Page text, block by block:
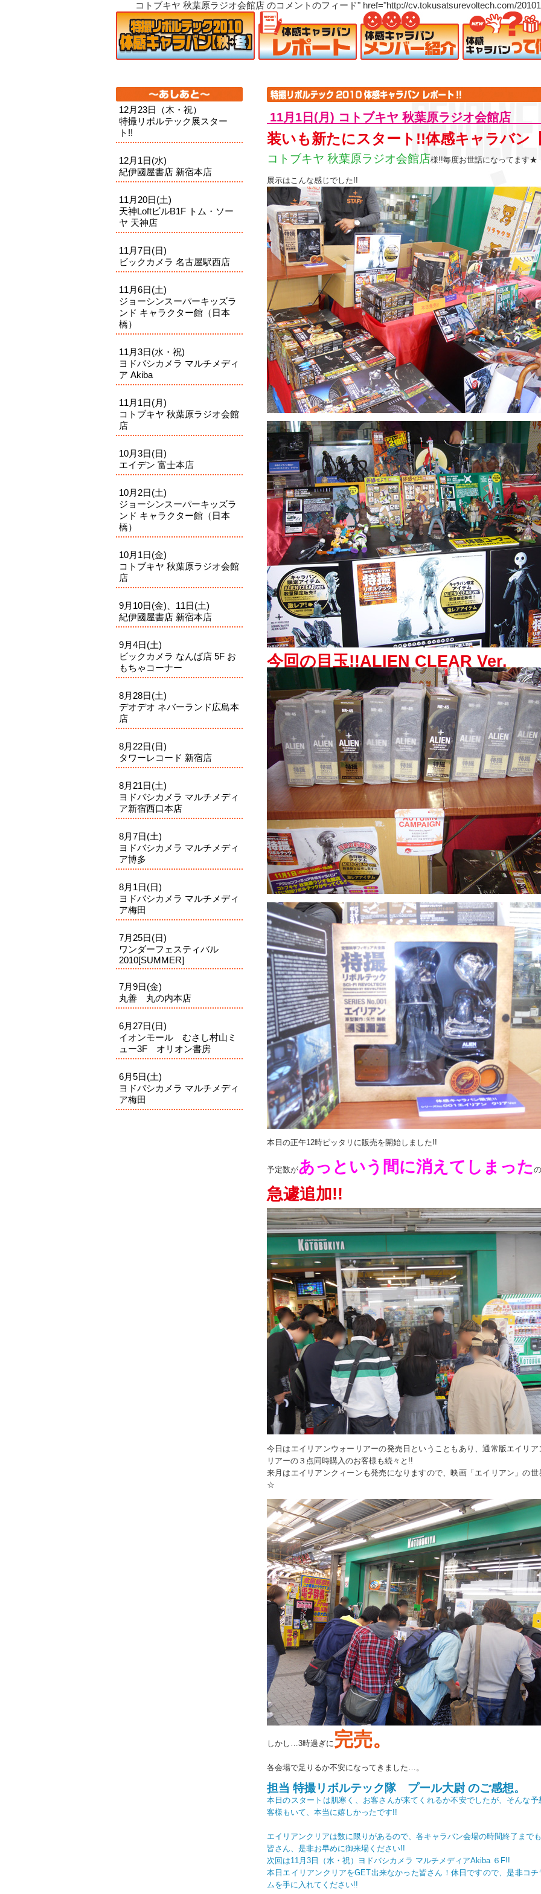
コトブキヤ 秋葉原ラジオ会館店 のコメントのフィード" href="http://cv.tokusatsurevoltech.com/
12月23日（木・祝）
特撮リボルテック展スター
ト!!
12月1日(水)
紀伊國屋書店 新宿本店
11月20日(土)
天神LoftビルB1F トム・ソー
ヤ 天神店
11月7日(日)
ビックカメラ 名古屋駅西店
11月6日(土)
ジョーシンスーパーキッズラ
ンド キャラクター館（日本
橋）
11月3日(水・祝)
ヨドバシカメラ マルチメディ
ア Akiba
11月1日(月)
コトブキヤ 秋葉原ラジオ会館
店
10月3日(日)
エイデン 富士本店
10月2日(土)
ジョーシンスーパーキッズラ
ンド キャラクター館（日本
橋）
10月1日(金)
コトブキヤ 秋葉原ラジオ会館
店
9月10日(金)、11日(土)
紀伊國屋書店 新宿本店
9月4日(土)
ビックカメラ なんば店 5F お
もちゃコーナー
8月28日(土)
デオデオ ネバーランド広島本
店
8月22日(日)
タワーレコード 新宿店
8月21日(土)
ヨドバシカメラ マルチメディ
ア新宿西口本店
8月7日(土)
ヨドバシカメラ マルチメディ
ア博多
8月1日(日)
ヨドバシカメラ マルチメディ
ア梅田
7月25日(日)
ワンダーフェスティバル
2010[SUMMER]
7月9日(金)
丸善 丸の内本店
6月27日(日)
イオンモール むさし村山ミ
ュー3F オリオン書房
6月5日(土)
ヨドバシカメラ マルチメディ
ア梅田
11月1日(月) コトブキヤ 秋葉原ラジオ会館店
装いも新たにスタート!!体感キャラバン
コトブキヤ 秋葉原ラジオ会館店様!!毎度お世話になってます★
展示はこんな感じでした!!
今回の目玉!!ALIEN CLEAR Ver.
本日の正午12時ピッタリに販売を開始しました!!
予定数があっという間に消えてしまった
急遽追加!!
今日はエイリアンウォーリアーの発売日ということもあり、通常版エイリ
リアーの３点同時購入のお客様も続々と!!
来月はエイリアンクィーンも発売になりますので、映画「エイリアン」の
☆
しかし…3時過ぎに 完売。
各会場で足りるか不安になってきました…。
担当 特撮リボルテック隊 プール大尉 のご感想。
本日のスタートは肌寒く、お客さんが来てくれるか不安でしたが、そんな
客様もいて、本当に嬉しかったです!!
エイリアンクリアは数に限りがあるので、各キャラバン会場の時間終了まで
皆さん、是非お早めに御来場ください!!
次回は11月3日（水・祝）ヨドバシカメラ マルチメディアAkiba ６F!!
本日エイリアンクリアをGET出来なかった皆さん！休日ですので、是非コ
ムを手に入れてください!!